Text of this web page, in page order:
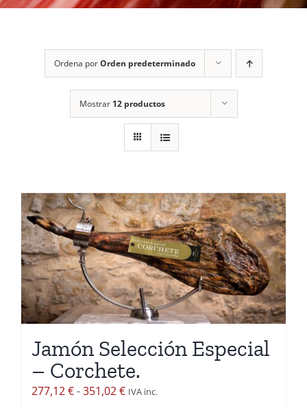
Ordena porOrden predeterminado
Mostrar 12 productos
Jamón Selección Especial
– Corchete.
277,12€-351,02€Rango
IVA inc.